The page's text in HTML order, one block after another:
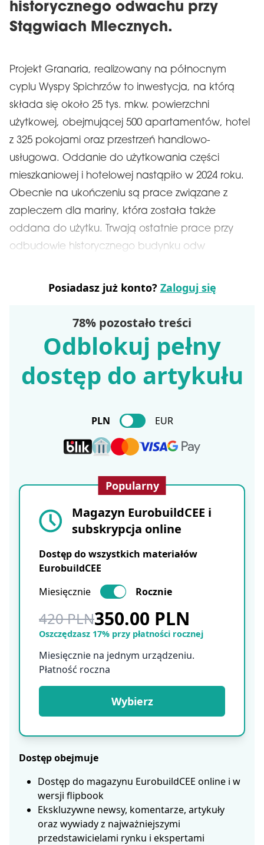
historycznego odwachu przy
Stągwiach Mlecznych.
Projekt Granaria, realizowany na północnym
cyplu Wyspy Spichrzów to inwestycja, na którą
składa się około 25 tys. mkw. powierzchni
użytkowej, obejmującej 500 apartamentów, hotel
z 325 pokojami oraz przestrzeń handlowo-
usługowa. Oddanie do użytkowania części
mieszkaniowej i hotelowej nastąpiło w 2024 roku.
Obecnie na ukończeniu są prace związane z
zapleczem dla mariny, która została także
oddana do użytku. Trwają ostatnie prace przy
odbudowie historycznego budynku odw
Posiadasz już konto? Zaloguj się
78% pozostało treści
Odblokuj pełny
dostęp do artykułu
PLN EUR
Popularny
Magazyn EurobuildCEE i
subskrypcja online
Dostęp do wszystkich materiałów
EurobuildCEE
Miesięcznie
Rocznie
420 PLN350.00 PLN
Oszczędzasz 17% przy płatności rocznej
Miesięcznie na jednym urządzeniu.
Płatność roczna
Wybierz
Dostęp obejmuje
Dostęp do magazynu EurobuildCEE online i w
wersji flipbook
Ekskluzywne newsy, komentarze, artykuły
oraz wywiady z najważniejszymi
przedstawicielami rynku i ekspertami